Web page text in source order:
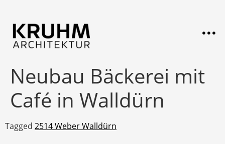
Neubau Bäckerei mit
Café in Walldürn
Tagged 2514 Weber Walldürn